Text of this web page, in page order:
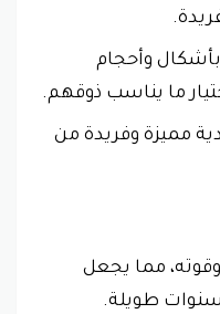
وأحجام
ما يناسب ذوقهم.
مميزة وفريدة من
مما يجعل
طويلة.